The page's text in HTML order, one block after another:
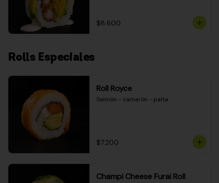
$8.600
Rolls Especiales
Roll Royce
Salmón - camarón - palta
$7.200
Champi Cheese Furai Roll